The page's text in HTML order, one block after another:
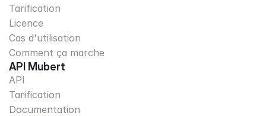
Tarification
Licence
Cas d'utilisation
Comment ça marche
API Mubert
API
Tarification
Documentation